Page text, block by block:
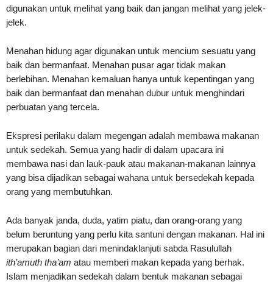
digunakan untuk melihat yang baik dan jangan melihat yang jelek-
jelek.
Menahan hidung agar digunakan untuk mencium sesuatu yang
baik dan bermanfaat. Menahan pusar agar tidak makan
berlebihan. Menahan kemaluan hanya untuk kepentingan yang
baik dan bermanfaat dan menahan dubur untuk menghindari
perbuatan yang tercela.
Ekspresi perilaku dalam megengan adalah membawa makanan
untuk sedekah. Semua yang hadir di dalam upacara ini
membawa nasi dan lauk-pauk atau makanan-makanan lainnya
yang bisa dijadikan sebagai wahana untuk bersedekah kepada
orang yang membutuhkan.
Ada banyak janda, duda, yatim piatu, dan orang-orang yang
belum beruntung yang perlu kita santuni dengan makanan. Hal ini
merupakan bagian dari menindaklanjuti sabda Rasulullah
ith’amuth tha’am atau memberi makan kepada yang berhak.
Islam menjadikan sedekah dalam bentuk makanan sebagai